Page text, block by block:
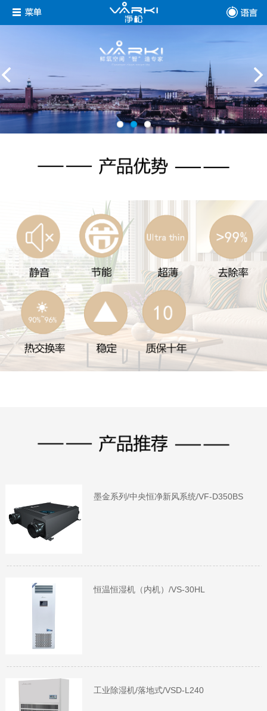
墨金系列/中央恒净新风系统/VF-D350BS
恒温恒湿机（内机）/VS-30HL
工业除湿机/落地式/VSD-L240